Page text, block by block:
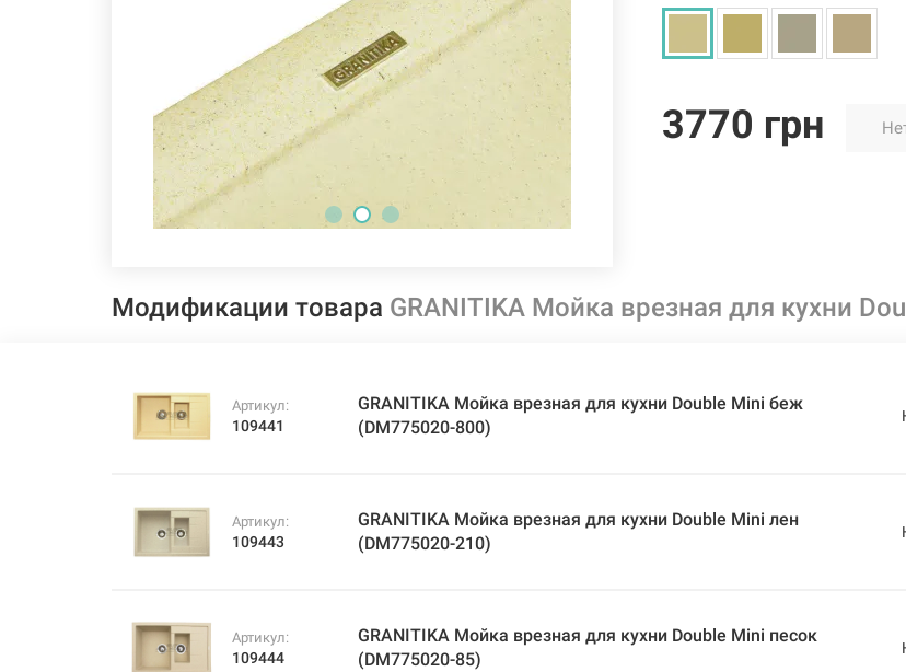
3770 грн
Модификации товара GRANITIKA Мойка врезная для кухни
Артикул:
109441
GRANITIKA Мойка врезная для кухни Double Mini беж
(DM775020-800)
Артикул:
109443
GRANITIKA Мойка врезная для кухни Double Mini лен
(DM775020-210)
Артикул:
109444
GRANITIKA Мойка врезная для кухни Double Mini песок
(DM775020-85)